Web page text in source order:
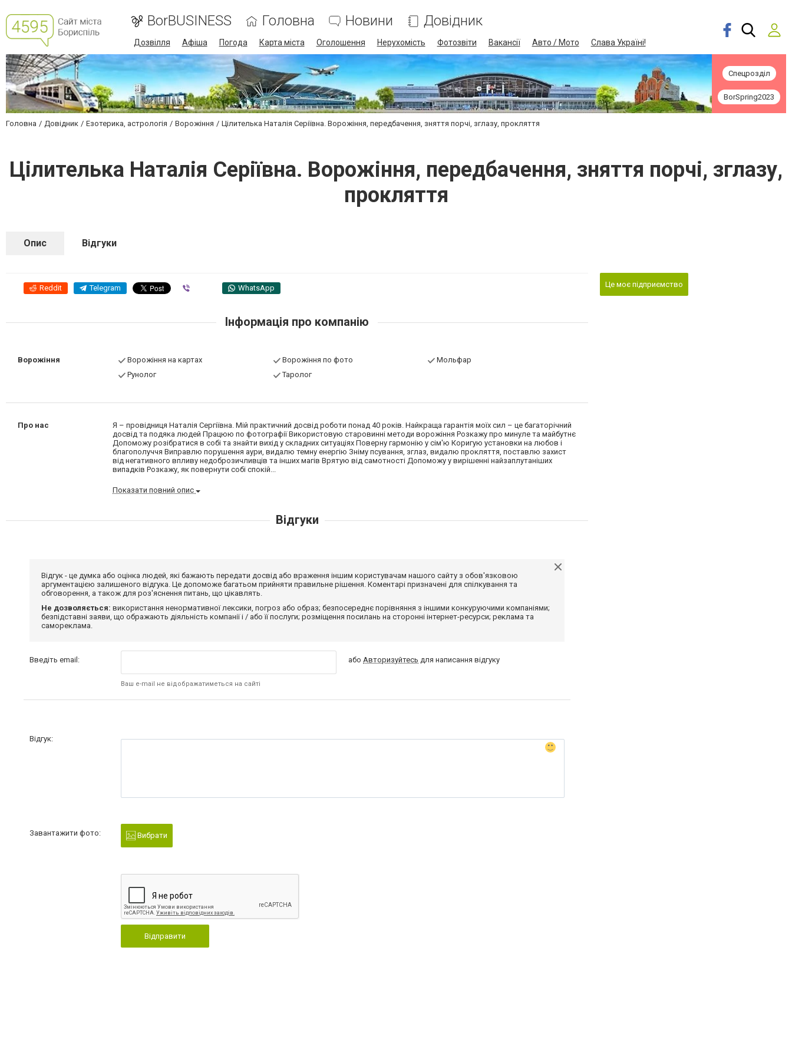
BorBUSINESS Головна Новини Довідник
Дозвілля Афіша Погода Карта міста Оголошення Нерухомість Фотозвіти Вакансії Авто / Мото Слава Україні!
Спецрозділ
BorSpring2023
Головна Довідник Езотерика, астрологія Ворожіння Цілителька Наталія Серіївна. Ворожіння, передбачення, зняття порчі, зглазу, прокляття
Цілителька Наталія Серіївна. Ворожіння, передбачення, зняття порчі, зглазу,
прокляття
Опис Відгуки
Reddit Telegram WhatsApp
Інформація про компанію
Ворожіння Ворожіння на картах Ворожіння по фото
Мольфар
Рунолог
Таролог
Про нас
Я – провідниця Наталія Сергіївна. Мій практичний досвід роботи понад 40 років. Найкраща гарантія моїх сил – це багаторічний
досвід та подяка людей Працюю по фотографії Використовую старовинні методи ворожіння Розкажу про минуле та майбутнє
Допоможу розібратися в собі та знайти вихід у складних ситуаціях Поверну гармонію у сім'ю Коригую установки на любов і
благополуччя Виправлю порушення аури, видалю темну енергію Зніму псування, зглаз, видалю прокляття, поставлю захист
від негативного впливу недоброзичливців та інших магів Врятую від самотності Допоможу у вирішенні найзаплутаніших
випадків Розкажу, як повернути собі спокій...
Показати повний опис
Це моє підприємство
Відгуки
Відгук - це думка або оцінка людей, які бажають передати досвід або враження іншим користувачам нашого сайту з обов'язковою
аргументацією залишеного відгука. Це допоможе багатьом прийняти правильне рішення. Коментарі призначені для спілкування та
обговорення, а також для роз'яснення питань, що цікавлять.
Не дозволяється: використання ненормативної лексики, погроз або образ; безпосереднє порівняння з іншими конкуруючими компаніями;
безпідставні заяви, що ображають діяльність компанії і / або її послуги; розміщення посилань на сторонні інтернет-ресурси; реклама та
самореклама.
Введіть email:
Ваш e-mail не відображатиметься на сайті
або Авторизуйтесь для написання відгуку
Відгук:
Завантажити фото: Вибрати
Відправити